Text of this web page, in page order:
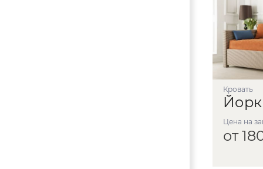
Кровать
Йорк
Цена на
от